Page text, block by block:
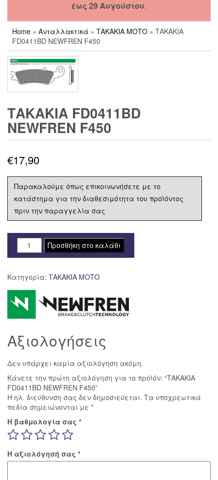
έως 29 Αυγούστου.
Home » Ανταλλακτικά » ΤΑΚΑΚΙΑ ΜΟΤΟ » ΤΑΚΑΚΙΑ
FD0411BD NEWFREN F450
ΤΑΚΑΚΙΑ FD0411BD
NEWFREN F450
€17,90
Παρακαλούμε όπως επικοινωνήσετε με το
κατάστημα για την διαθεσιμότητα του προϊόντος
πριν την παραγγελία σας
ΤΑΚΑΚΙΑ
FD0411BD
F450
ποσότητα
Προσθήκη στο καλάθι
Κατηγορία: ΤΑΚΑΚΙΑ ΜΟΤΟ
Αξιολογήσεις
Δεν υπάρχει καμία αξιολόγηση ακόμη.
Κάνετε την πρώτη αξιολόγηση για το προϊόν: “ΤΑΚΑΚΙΑ
FD0411BD NEWFREN F450”
Η ηλ. διεύθυνση σας δεν δημοσιεύεται. Τα υποχρεωτικά
πεδία σημειώνονται με *
Η βαθμολογία σας *
Η αξιολόγησή σας *